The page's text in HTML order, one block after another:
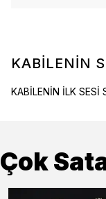
KABİLENİN
KABİLENİN İLK SESİ
Çok